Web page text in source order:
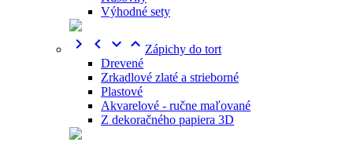
Výhodné sety
    Zápichy do tort
Drevené
Zrkadlové zlaté a strieborné
Plastové
Akvarelové - ručne maľované
Z dekoračného papiera 3D